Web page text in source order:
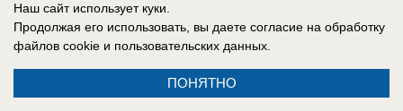
Наш сайт использует куки.
Продолжая его использовать, вы даете согласие на обработку
файлов cookie и пользовательских данных.
ПОНЯТНО